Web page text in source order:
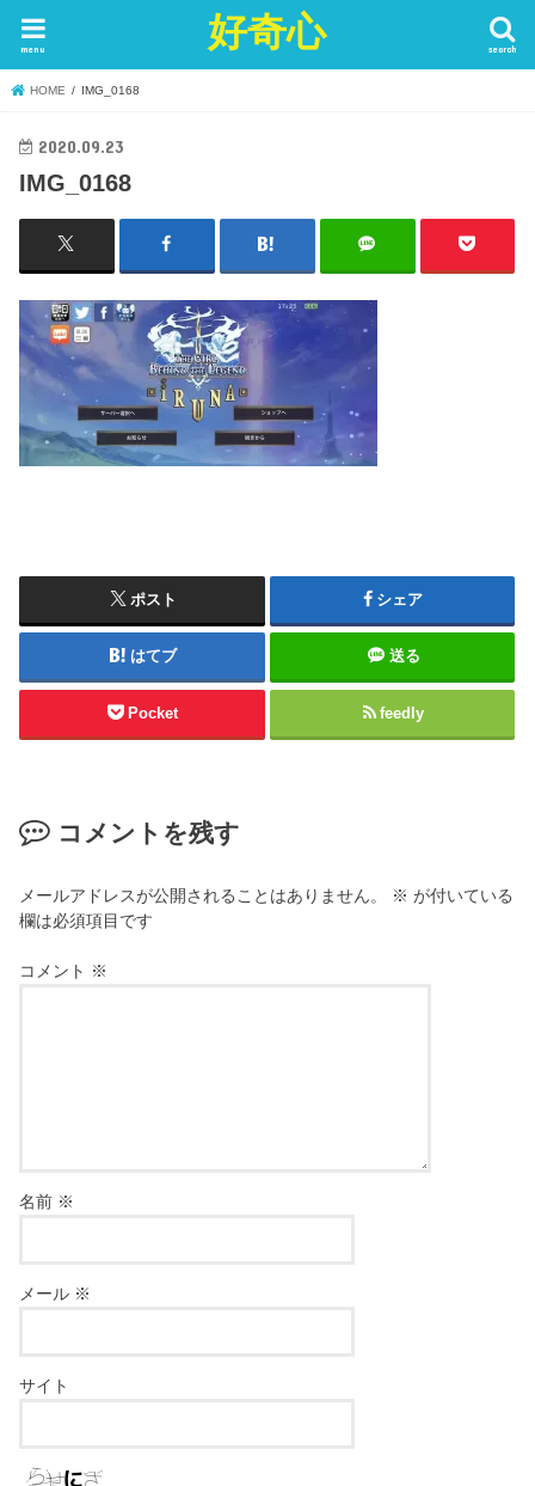
好奇心 search
menu
HOME IMG_0168
2020.09.23
IMG_0168
ポスト シェア
はてブ 送る
Pocket feedly
コメントを残す
メールアドレスが公開されることはありません。 ※ が付いている
欄は必須項目です
コメント ※
名前 ※
メール ※
サイト